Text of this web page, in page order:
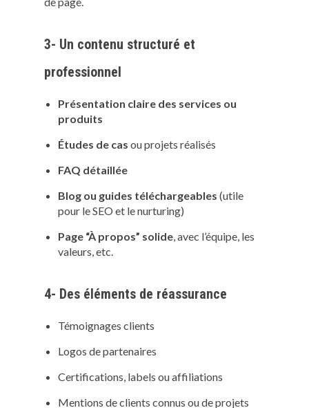
3- Un contenu structuré et
professionnel
Présentation claire des services ou
produits
Études de cas ou projets réalisés
FAQ détaillée
Blog ou guides téléchargeables (utile
pour le SEO et le nurturing)
Page “À propos” solide, avec l’équipe, les
valeurs, etc.
4- Des éléments de réassurance
Témoignages clients
Logos de partenaires
Certifications, labels ou affiliations
Mentions de clients connus ou de projets